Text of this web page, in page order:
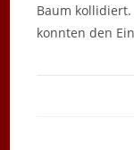
Baum
konnten den